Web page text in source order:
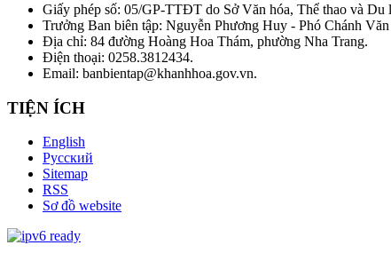
Giấy phép số: 05/GP-TTĐT do Sở Văn hóa, Thể thao và
Trưởng Ban biên tập: Nguyễn Phương Huy - Phó Chánh
Địa chỉ: 84 đường Hoàng Hoa Thám, phường Nha Trang.
Điện thoại: 0258.3812434.
Email: banbientap@khanhhoa.gov.vn.
TIỆN ÍCH
English
Русский
Sitemap
RSS
Sơ đồ website